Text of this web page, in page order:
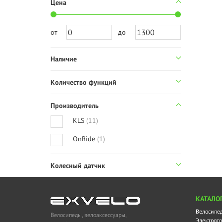
Цена
от до
Наличие
Количество функций
Производитель
KLS (11)
OnRide (1)
Колесный датчик
Велосипеды, велоаксессуары,